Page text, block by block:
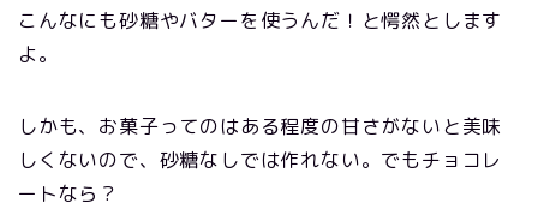
こんなにも砂糖やバターを使うんだ！と愕然とします
よ。
しかも、お菓子ってのはある程度の甘さがないと美味
しくないので、砂糖なしでは作れない。でもチョコレ
ートなら？